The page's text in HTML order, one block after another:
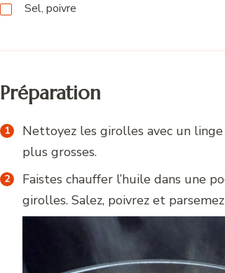
Sel, poivre
Préparation
Nettoyez les girolles avec un
plus grosses.
Faistes chauffer l’huile dans une
girolles. Salez, poivrez et